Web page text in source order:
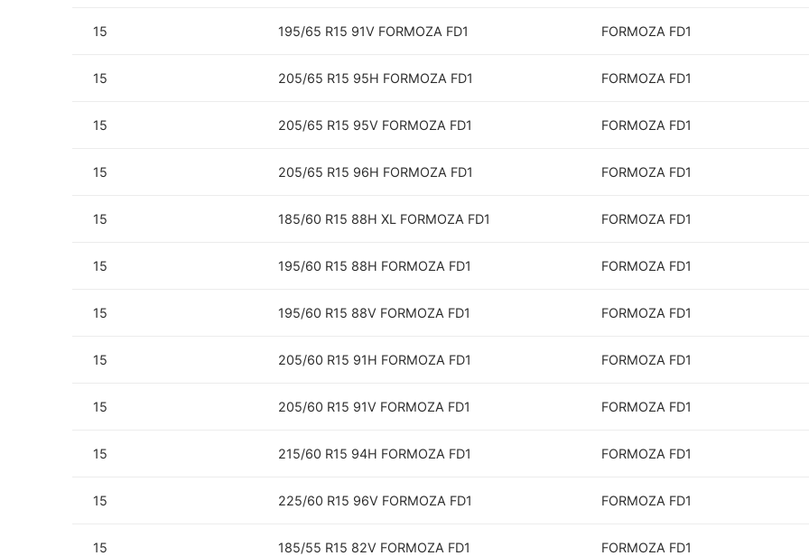
15 195/65 R15 91V FORMOZA FD1 FORMOZA FD1
15 205/65 R15 95H FORMOZA FD1 FORMOZA FD1
15 205/65 R15 95V FORMOZA FD1 FORMOZA FD1
15 205/65 R15 96H FORMOZA FD1 FORMOZA FD1
15 185/60 R15 88H XL FORMOZA FD1 FORMOZA FD1
15 195/60 R15 88H FORMOZA FD1 FORMOZA FD1
15 195/60 R15 88V FORMOZA FD1 FORMOZA FD1
15 205/60 R15 91H FORMOZA FD1 FORMOZA FD1
15 205/60 R15 91V FORMOZA FD1 FORMOZA FD1
15 215/60 R15 94H FORMOZA FD1 FORMOZA FD1
15 225/60 R15 96V FORMOZA FD1 FORMOZA FD1
15 185/55 R15 82V FORMOZA FD1 FORMOZA FD1